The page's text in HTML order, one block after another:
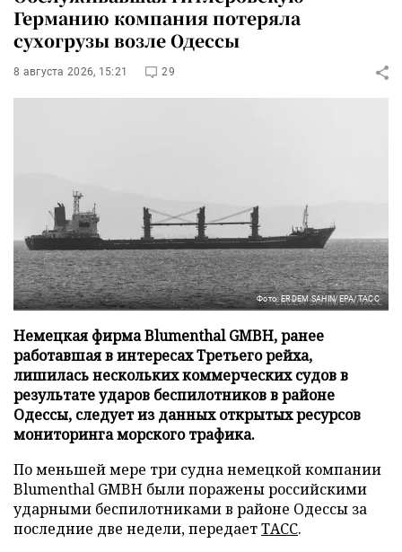
Германию компания потеряла
сухогрузы возле Одессы
8 августа 2026, 15:21 29
Фото: ERDEM SAHIN/EPA/ТАСС
Немецкая фирма Blumenthal GMBH, ранее
работавшая в интересах Третьего рейха,
лишилась нескольких коммерческих судов в
результате ударов беспилотников в районе
Одессы, следует из данных открытых ресурсов
мониторинга морского трафика.
По меньшей мере три судна немецкой компании
Blumenthal GMBH были поражены российскими
ударными беспилотниками в районе Одессы за
последние две недели, передаетТАСС.